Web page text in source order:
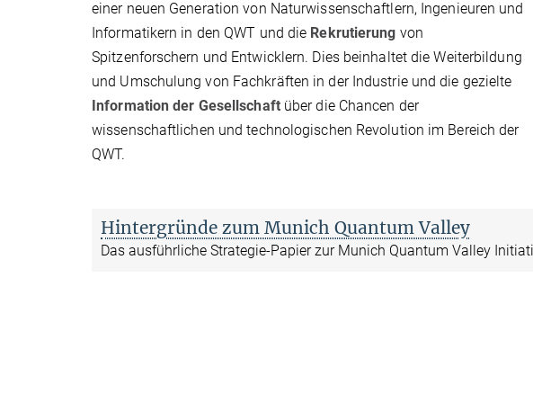
einer neuen Generation von Naturwissenschaftlern, Ingenieuren und
Informatikern in den QWT und die Rekrutierung von
Spitzenforschern und Entwicklern. Dies beinhaltet die Weiterbildung
und Umschulung von Fachkräften in der Industrie und die gezielte
Information der Gesellschaft über die Chancen der
wissenschaftlichen und technologischen Revolution im Bereich der
QWT.
Hintergründe zum Munich Quantum Valley
Das ausführliche Strategie-Papier zur Munich Quantum Valley